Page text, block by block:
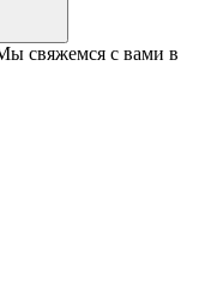
свяжемся с вами в